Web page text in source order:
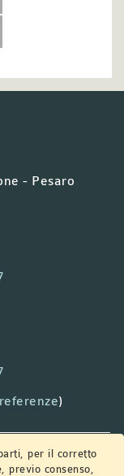
- Pesaro
)
per il corretto
previo consenso,